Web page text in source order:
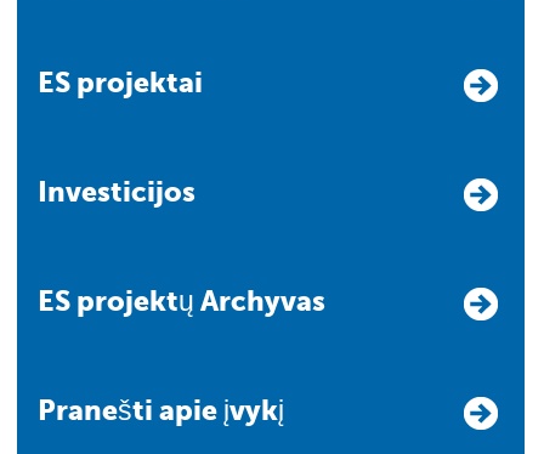
ES projektai
Investicijos
ES projektų Archyvas
Pranešti apie įvykį